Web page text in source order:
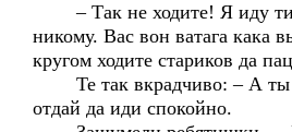
– Так не ходите! Я иду
никому. Вас вон ватага кака
кругом ходите стариков да
Те так вкрадчиво: – А ты
отдай да иди спокойно.